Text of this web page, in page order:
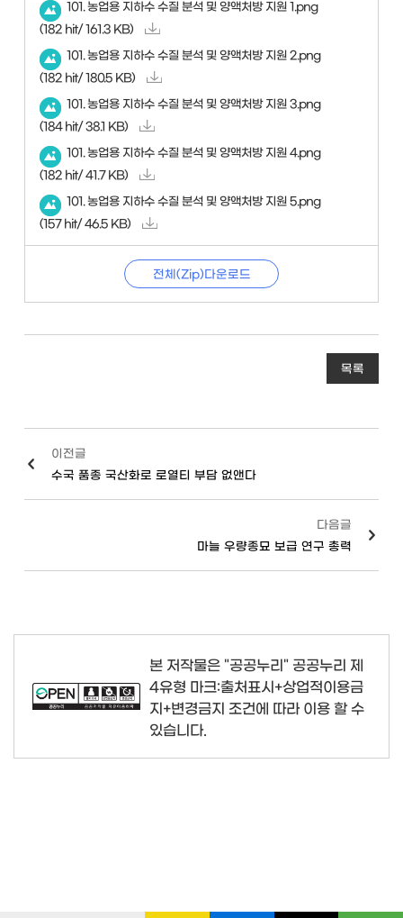
101. 농업용 지하수 수질 분석 및 양액처방 지원 1.png
(182 hit/ 161.3 KB)
101. 농업용 지하수 수질 분석 및 양액처방 지원 2.png
(182 hit/ 180.5 KB)
101. 농업용 지하수 수질 분석 및 양액처방 지원 3.png
(184 hit/ 38.1 KB)
101. 농업용 지하수 수질 분석 및 양액처방 지원 4.png
(182 hit/ 41.7 KB)
101. 농업용 지하수 수질 분석 및 양액처방 지원 5.png
(157 hit/ 46.5 KB)
전체(Zip)다운로드
목록
이전글
수국 품종 국산화로 로열티 부담 없앤다
다음글
마늘 우량종묘 보급 연구 총력
본 저작물은 "공공누리" 공공누리 제
4유형 마크:출처표시+상업적이용금
지+변경금지 조건에 따라 이용 할 수
있습니다.